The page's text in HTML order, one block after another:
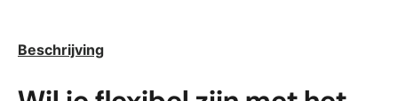
Beschrijving